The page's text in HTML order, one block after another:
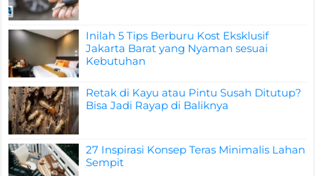
Inilah 5 Tips Berburu Kost Eksklusif
Jakarta Barat yang Nyaman sesuai
Kebutuhan
Retak di Kayu atau Pintu Susah Ditutup?
Bisa Jadi Rayap di Baliknya
27 Inspirasi Konsep Teras Minimalis Lahan
Sempit